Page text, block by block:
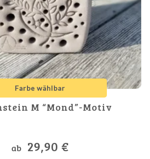
M “Mond”-Motiv
ab 29,90 €
Farbe wählbar